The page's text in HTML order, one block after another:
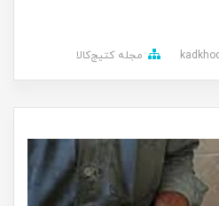
مجله کتیج‌کالا